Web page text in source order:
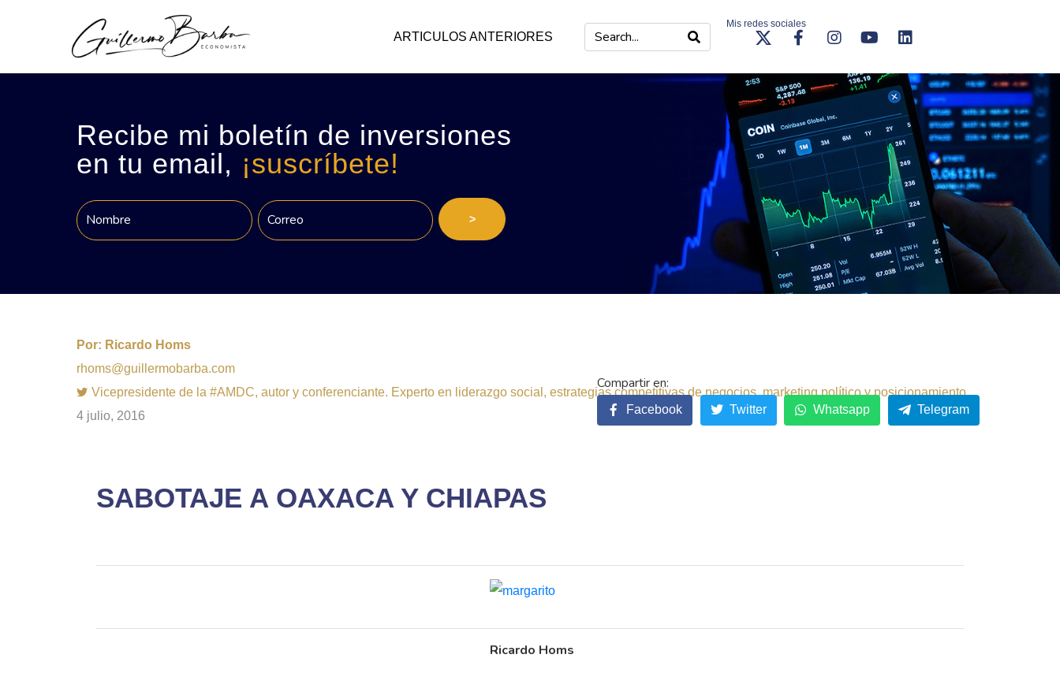
ARTICULOS ANTERIORES
Mis redes sociales
Recibe mi boletín de inversiones
en tu email, ¡suscríbete!
>
Por: Ricardo Homs
rhoms@guillermobarba.com
Vicepresidente de la #AMDC, autor y conferenciante. Experto en liderazgo social, estrategias competitivas de negocios, marketing político y posicionamiento.
4 julio, 2016
SABOTAJE A OAXACA Y CHIAPAS
Ricardo Homs
Facebook Twitter Whatsapp Telegram